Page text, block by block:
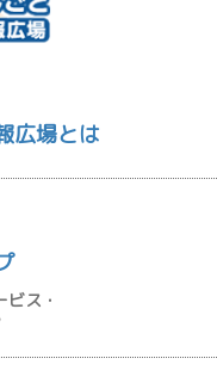
広場とは
ス・